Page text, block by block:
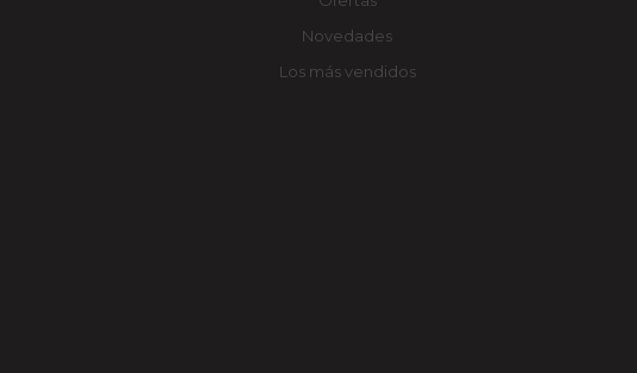
Novedades
Los más vendidos